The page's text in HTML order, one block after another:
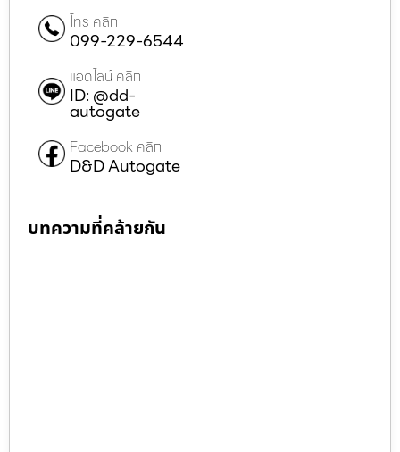
โทร คลิก
099-229-6544
แอดไลน์ คลิก
ID: @dd-
autogate
Facebook คลิก
D&D Autogate
บทความที่คล้ายกัน